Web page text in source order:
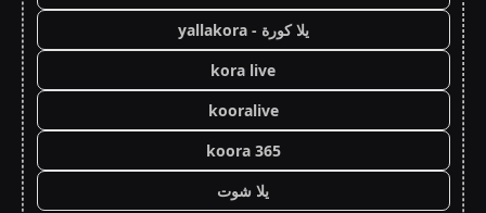
يلا كورة - yallakora
kora live
kooralive
koora 365
يلا شوت